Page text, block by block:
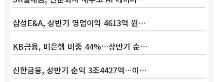
삼성E&A, 상반기 영업이익 4613억 원…
KB금융, 비은행 비중 44%…상반기 순…
신한금융, 상반기 순익 3조4427억…이…